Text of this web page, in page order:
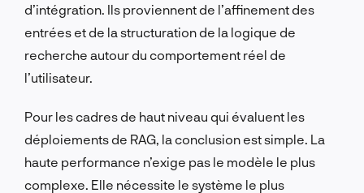
d’intégration. Ils proviennent de l’affinement des
entrées et de la structuration de la logique de
recherche autour du comportement réel de
l’utilisateur.
Pour les cadres de haut niveau qui évaluent les
déploiements de RAG, la conclusion est simple. La
haute performance n’exige pas le modèle le plus
complexe. Elle nécessite le système le plus